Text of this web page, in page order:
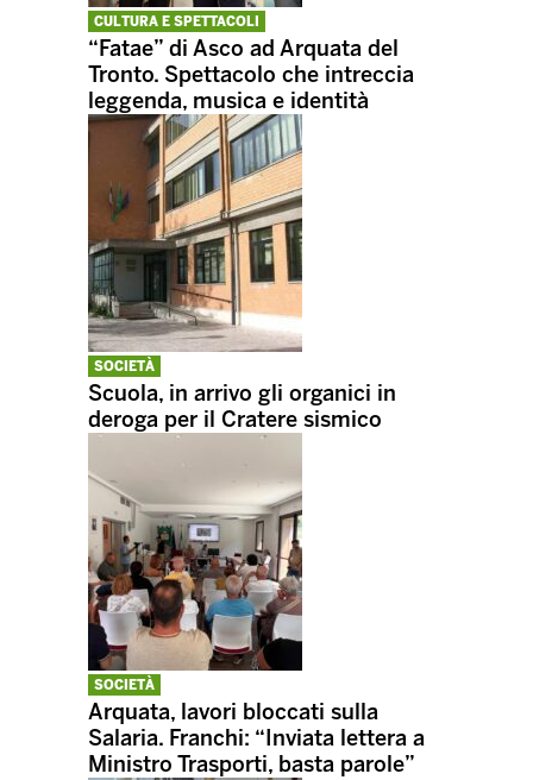
CULTURA E SPETTACOLI
“Fatae” di Asco ad Arquata del
Tronto. Spettacolo che intreccia
leggenda, musica e identità
SOCIETÀ
Scuola, in arrivo gli organici in
deroga per il Cratere sismico
SOCIETÀ
Arquata, lavori bloccati sulla
Salaria. Franchi: “Inviata lettera a
Ministro Trasporti, basta parole”